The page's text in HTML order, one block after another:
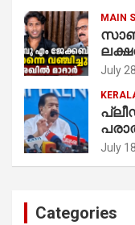
MAIN
ഫോണ്‍
July
July
Categories